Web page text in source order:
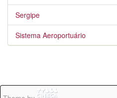
Sergipe
Sistema Aeroportuário